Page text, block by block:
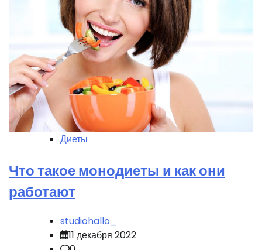
Диеты
Что такое монодиеты и как они
работают
studiohallo_
11 декабря 2022